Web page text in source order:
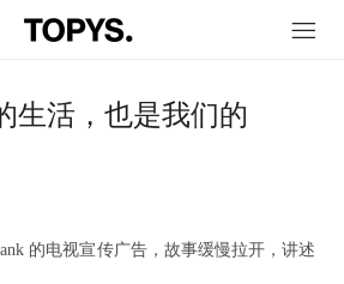
生活，也是我们的
的电视宣传广告，故事缓慢拉开，讲述